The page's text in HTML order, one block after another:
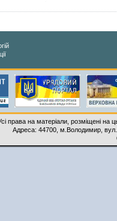
права на матеріали, розміщені на
Адреса: 44700, м.Володимир,